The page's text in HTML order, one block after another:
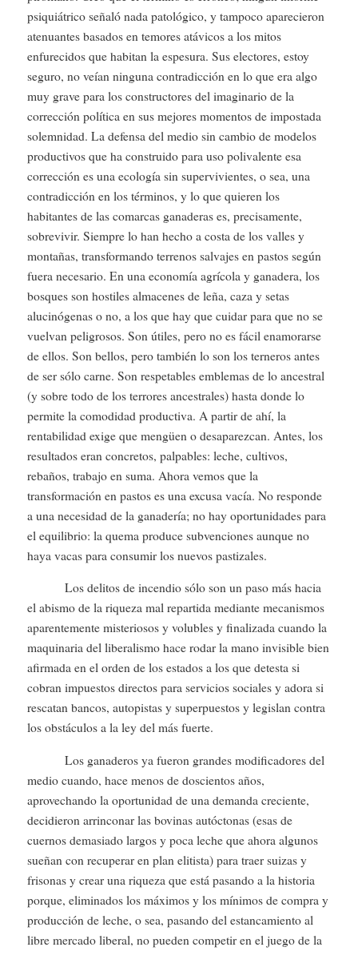
psiquiátrico señaló nada patológico, y tampoco aparecieron
atenuantes basados en temores atávicos a los mitos
enfurecidos que habitan la espesura. Sus electores, estoy
seguro, no veían ninguna contradicción en lo que era algo
muy grave para los constructores del imaginario de la
corrección política en sus mejores momentos de impostada
solemnidad. La defensa del medio sin cambio de modelos
productivos que ha construido para uso polivalente esa
corrección es una ecología sin supervivientes, o sea, una
contradicción en los términos, y lo que quieren los
habitantes de las comarcas ganaderas es, precisamente,
sobrevivir. Siempre lo han hecho a costa de los valles y
montañas, transformando terrenos salvajes en pastos según
fuera necesario. En una economía agrícola y ganadera, los
bosques son hostiles almacenes de leña, caza y setas
alucinógenas o no, a los que hay que cuidar para que no se
vuelvan peligrosos. Son útiles, pero no es fácil enamorarse
de ellos. Son bellos, pero también lo son los terneros antes
de ser sólo carne. Son respetables emblemas de lo ancestral
(y sobre todo de los terrores ancestrales) hasta donde lo
permite la comodidad productiva. A partir de ahí, la
rentabilidad exige que mengüen o desaparezcan. Antes, los
resultados eran concretos, palpables: leche, cultivos,
rebaños, trabajo en suma. Ahora vemos que la
transformación en pastos es una excusa vacía. No responde
a una necesidad de la ganadería; no hay oportunidades para
el equilibrio: la quema produce subvenciones aunque no
haya vacas para consumir los nuevos pastizales.
Los delitos de incendio sólo son un paso más hacia
el abismo de la riqueza mal repartida mediante mecanismos
aparentemente misteriosos y volubles y finalizada cuando la
maquinaria del liberalismo hace rodar la mano invisible bien
afirmada en el orden de los estados a los que detesta si
cobran impuestos directos para servicios sociales y adora si
rescatan bancos, autopistas y superpuestos y legislan contra
los obstáculos a la ley del más fuerte.
Los ganaderos ya fueron grandes modificadores del
medio cuando, hace menos de doscientos años,
aprovechando la oportunidad de una demanda creciente,
decidieron arrinconar las bovinas autóctonas (esas de
cuernos demasiado largos y poca leche que ahora algunos
sueñan con recuperar en plan elitista) para traer suizas y
frisonas y crear una riqueza que está pasando a la historia
porque, eliminados los máximos y los mínimos de compra y
producción de leche, o sea, pasando del estancamiento al
libre mercado liberal, no pueden competir en el juego de la